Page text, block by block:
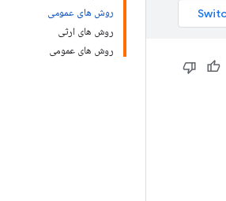
روش های عمومی
روش های ارثی
روش های عمومی